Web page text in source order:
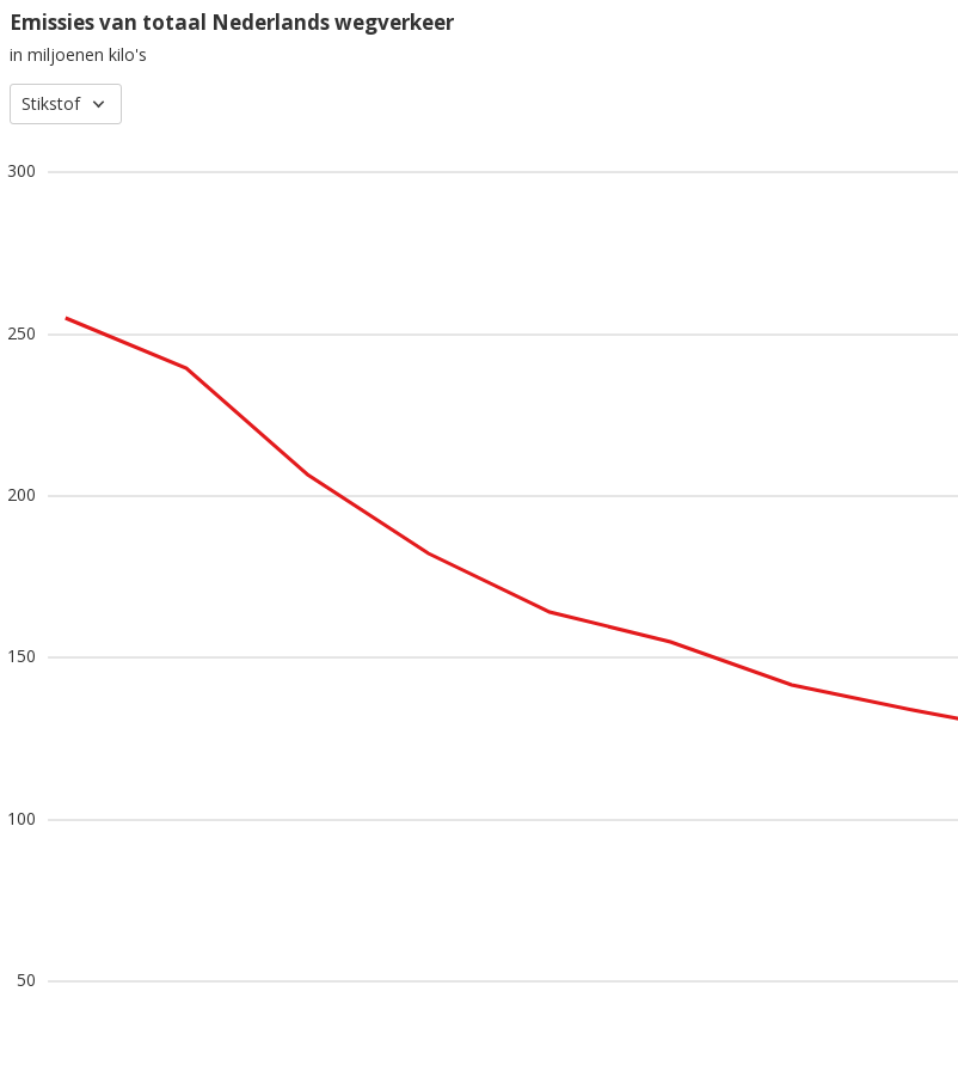
Stikstof
Emissies van totaal Nederlands wegverkeer
in miljoenen kilo's
50
100
150
200
250
300